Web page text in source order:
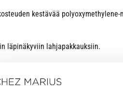
kestävää
läpinäkyviin lahjapakkauksiin.